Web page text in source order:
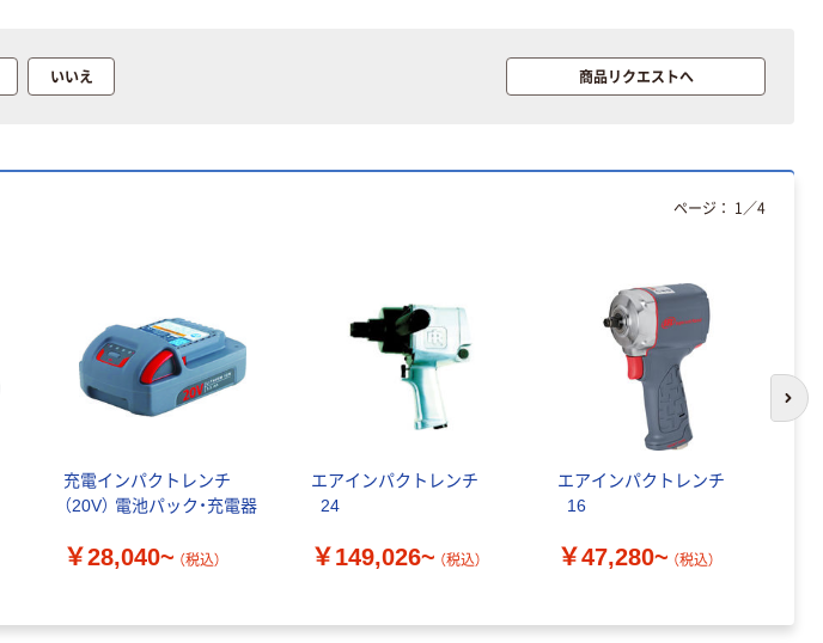
いいえ 商品リクエストへ
充電インパクトレンチ
（20V） 電池パック・充電器
￥28,040~ （税込）
エアインパクトレンチ
_24
￥149,026~ （税込）
エアインパクトレンチ
_16
￥47,280~ （税込）
ページ： 1 ／4
次
人気商品
ブラック・アン
ド・デッカー 6角
15060 1セット
(10本)カゴへ
ィルタ（ＨＥＰ